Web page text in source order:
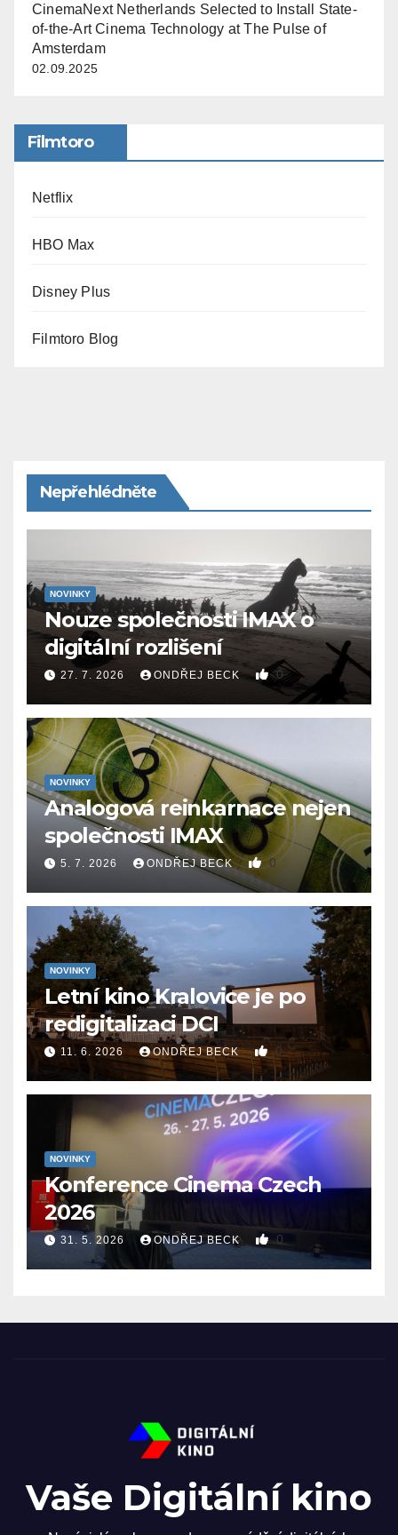
CinemaNext Netherlands Selected to Install State-
of-the-Art Cinema Technology at The Pulse of
Amsterdam
02.09.2025
Filmtoro
Netflix
HBO Max
Disney Plus
Filmtoro Blog
Nepřehlédněte
NOVINKY
Nouze společnosti IMAX o
digitální rozlišení
27. 7. 2026 ONDŘEJ BECK 0
NOVINKY
Analogová reinkarnace nejen
společnosti IMAX
5. 7. 2026 ONDŘEJ BECK 0
NOVINKY
Letní kino Kralovice je po
redigitalizaci DCI
11. 6. 2026 ONDŘEJ BECK 0
NOVINKY
Konference Cinema Czech
2026
31. 5. 2026 ONDŘEJ BECK 0
Vaše Digitální kino